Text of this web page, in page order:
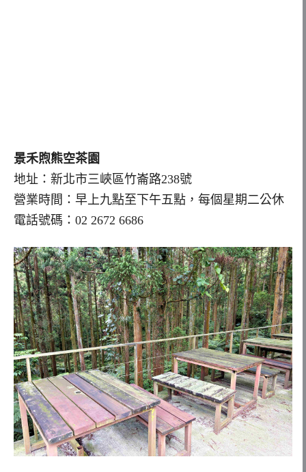
景禾煦熊空茶園
地址：新北市三峽區竹崙路238號
營業時間：早上九點至下午五點，每個星期二公休
電話號碼：02 2672 6686